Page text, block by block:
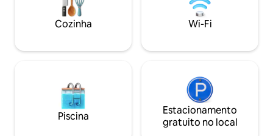
Rndesa
veículos. Licença
turístico: VUT:
Cozinha Wi-Fi
Piscina
Estacionamento
gratuito no local